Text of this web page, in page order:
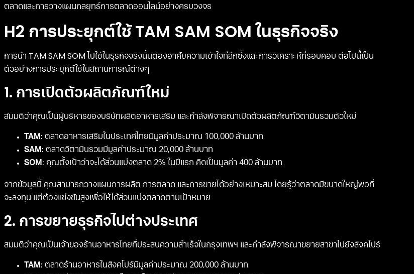
ตลาดและการวางแผนกลยุทธ์การตลาดออนไลน์อย่างครบวงจร
H2 การประยุกต์ใช้ TAM SAM SOM ในธุรกิจจริง
การนำ TAM SAM SOM ไปใช้ในธุรกิจจริงนั้นต้องอาศัยความเข้าใจที่ลึกซึ้งและการวิเคราะห์ที่รอบคอบ ต่อไปนี้เป็น
ตัวอย่างการประยุกต์ใช้ในสถานการณ์ต่างๆ
1. การเปิดตัวผลิตภัณฑ์ใหม่
สมมติว่าคุณเป็นผู้บริหารของบริษัทผลิตอาหารเสริม และกำลังพิจารณาเปิดตัวผลิตภัณฑ์วิตามินรวมตัวใหม่
TAM: ตลาดอาหารเสริมในประเทศไทยมีมูลค่าประมาณ 100,000 ล้านบาท
SAM: ตลาดวิตามินรวมมีมูลค่าประมาณ 20,000 ล้านบาท
SOM: คุณตั้งเป้าว่าจะได้ส่วนแบ่งตลาด 2% ในปีแรก คิดเป็นมูลค่า 400 ล้านบาท
จากข้อมูลนี้ คุณสามารถวางแผนการผลิต การตลาด และการขายได้อย่างเหมาะสม โดยรู้ว่าตลาดมีขนาดใหญ่พอที่
จะลงทุน แต่ต้องแข่งขันสูงเพื่อให้ได้ส่วนแบ่งตลาดตามเป้าหมาย
2. การขยายธุรกิจไปต่างประเทศ
สมมติว่าคุณเป็นเจ้าของร้านอาหารไทยที่ประสบความสำเร็จในกรุงเทพฯ และกำลังพิจารณาขยายสาขาไปยังสิงคโปร์
TAM: ตลาดร้านอาหารในสิงคโปร์มีมูลค่าประมาณ 200,000 ล้านบาท